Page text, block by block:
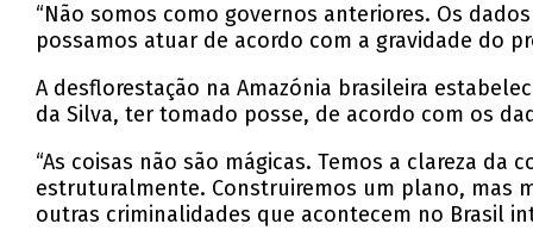
“Não somos como governos anteriores. Os
possamos atuar de acordo com a gravidade do
A desflorestação na Amazónia brasileira
da Silva, ter tomado posse, de acordo com os
“As coisas não são mágicas. Temos a clareza
estruturalmente. Construiremos um plano, mas
outras criminalidades que acontecem no Brasil